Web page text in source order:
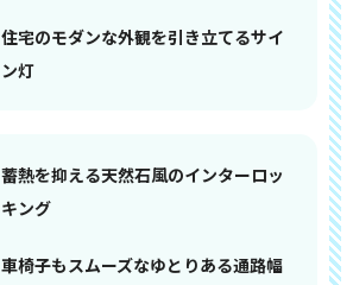
住宅のモダンな外観を引き立てるサイ
ン灯
蓄熱を抑える天然石風のインターロッ
キング
車椅子もスムーズなゆとりある通路幅